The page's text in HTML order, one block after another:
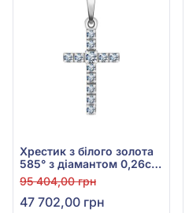
Хрестик з білого золота
585° з діамантом 0,26ct,
арт. 705-011
95 404,00 грн
47 702,00 грн